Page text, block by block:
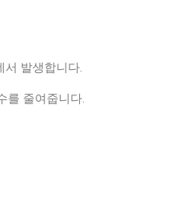
발생합니다.
를 줄여줍니다.